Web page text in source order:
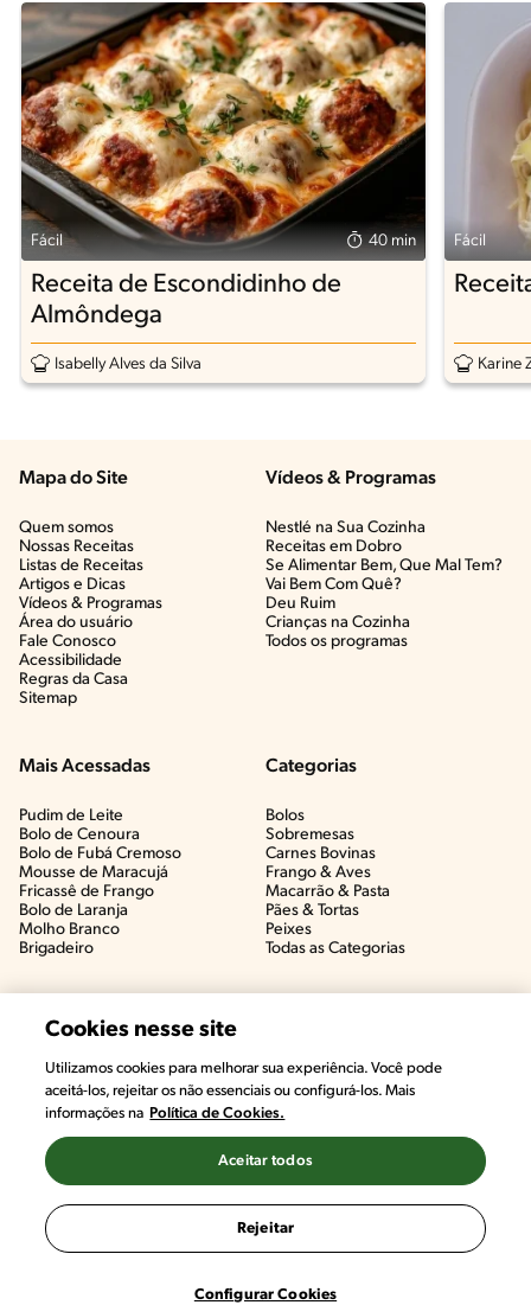
Fácil 40 min
Receita de Escondidinho de
Almôndega
Isabelly Alves da Silva
Fácil
Karine
Mapa do Site
Quem somos
Nossas Receitas
Listas de Receitas​
Artigos e Dicas​
Vídeos & Programas​
Área do usuário
Fale Conosco
Acessibilidade
Regras da Casa
Sitemap
Vídeos & Programas​
Nestlé na Sua Cozinha
Receitas em Dobro
Se Alimentar Bem, Que Mal Tem?​
Vai Bem Com Quê?​
Deu Ruim​
Crianças na Cozinha​
Todos os programas
Mais Acessadas
Pudim de Leite
Bolo de Cenoura
Bolo de Fubá Cremoso
Mousse de Maracujá
Fricassê de Frango
Bolo de Laranja
Molho Branco
Brigadeiro
Categorias
Bolos
Sobremesas
Carnes Bovinas​
Frango & Aves​
Macarrão & Pasta​
Pães & Tortas​
Peixes
Todas as Categorias
Cookies nesse site
Utilizamos cookies para melhorar sua experiência. Você pode
aceitá-los, rejeitar os não essenciais ou configurá-los. Mais
informações na Política de Cookies.
Configurar Cookies
Rejeitar
Aceitar todos